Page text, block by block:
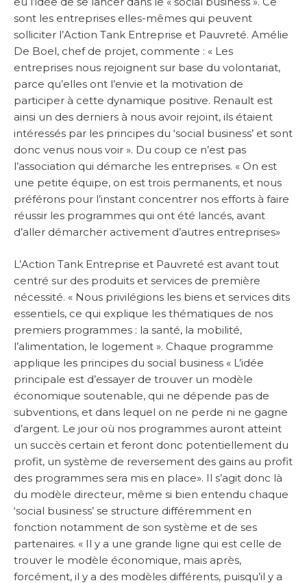
sont les entreprises elles-mêmes qui peuvent
solliciter l’Action Tank Entreprise et Pauvreté. Amélie
De Boel, chef de projet, commente : « Les
entreprises nous rejoignent sur base du volontariat,
parce qu’elles ont l’envie et la motivation de
participer à cette dynamique positive. Renault est
ainsi un des derniers à nous avoir rejoint, ils étaient
intéressés par les principes du ‘social business’ et sont
donc venus nous voir ». Du coup ce n’est pas
l’association qui démarche les entreprises. « On est
une petite équipe, on est trois permanents, et nous
préférons pour l’instant concentrer nos efforts à faire
réussir les programmes qui ont été lancés, avant
d’aller démarcher activement d’autres entreprises»
L’Action Tank Entreprise et Pauvreté est avant tout
centré sur des produits et services de première
nécessité. « Nous privilégions les biens et services dits
essentiels, ce qui explique les thématiques de nos
premiers programmes : la santé, la mobilité,
l’alimentation, le logement ». Chaque programme
applique les principes du social business « L’idée
principale est d’essayer de trouver un modèle
économique soutenable, qui ne dépende pas de
subventions, et dans lequel on ne perde ni ne gagne
d’argent. Le jour où nos programmes auront atteint
un succès certain et feront donc potentiellement du
profit, un système de reversement des gains au profit
des programmes sera mis en place». Il s’agit donc là
du modèle directeur, même si bien entendu chaque
‘social business’ se structure différemment en
fonction notamment de son système et de ses
partenaires. « Il y a une grande ligne qui est celle de
trouver le modèle économique, mais après,
forcément, il y a des modèles différents, puisqu’il y a